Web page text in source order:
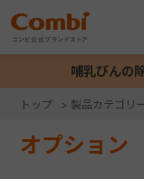
哺乳びんの
トップ > 製品カテゴリ
オプション